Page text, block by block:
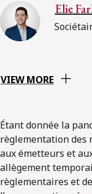
Elie
VIEW MORE
Étant donnée la
règlementation des
aux émetteurs et
allègement
règlementaires et